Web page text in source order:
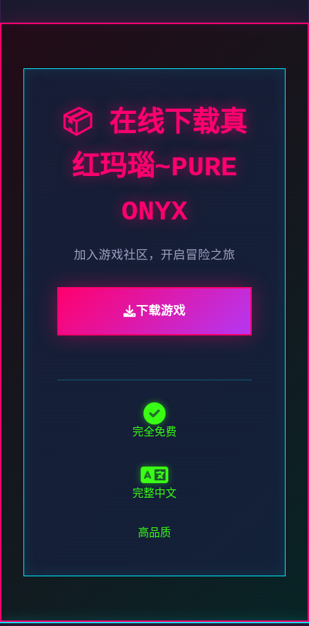
📦 在线下载真
红玛瑙~PURE
ONYX
加入游戏社区，开启冒险之旅
下载游戏
完全免费
完整中文
高品质